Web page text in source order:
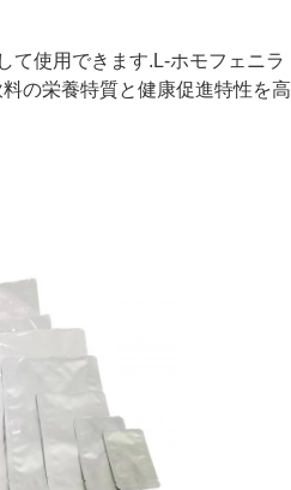
て使用できます.L-ホモフェニラ
の栄養特質と健康促進特性を高